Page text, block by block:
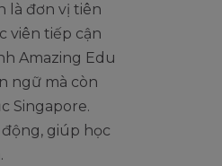
là đơn vị tiên
viên tiếp cận
Amazing Edu
ngữ mà còn
Singapore.
giúp học